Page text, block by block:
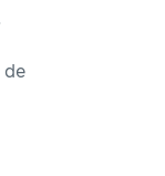
de